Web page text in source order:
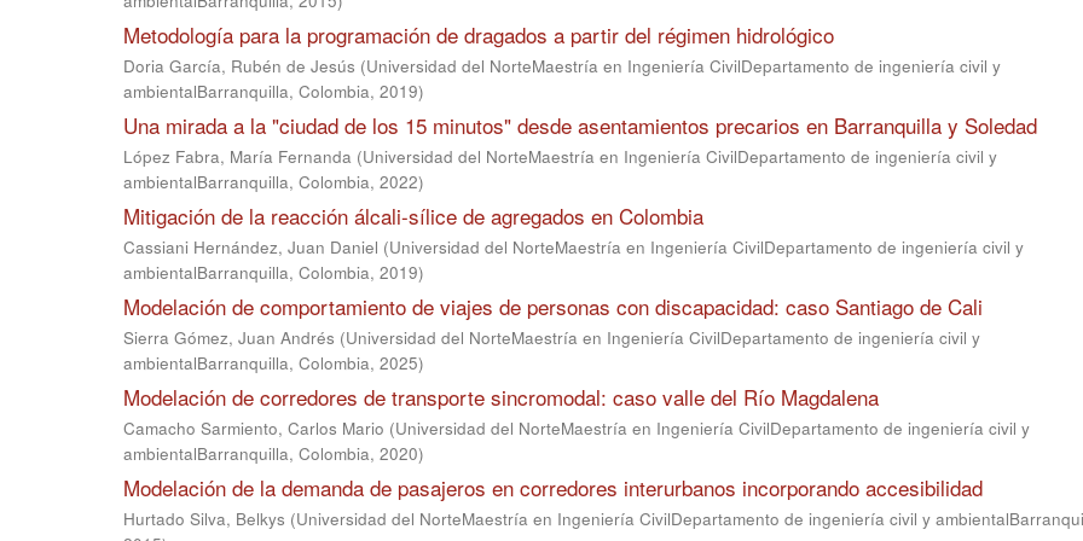
Metodología para la programación de dragados a partir del régimen hidrológico
Doria García, Rubén de Jesús (Universidad del NorteMaestría en Ingeniería CivilDepartamento de ingeniería civil y
ambientalBarranquilla, Colombia, 2019)
Una mirada a la "ciudad de los 15 minutos" desde asentamientos precarios en Barranquilla y Soledad
López Fabra, María Fernanda (Universidad del NorteMaestría en Ingeniería CivilDepartamento de ingeniería civil y
ambientalBarranquilla, Colombia, 2022)
Mitigación de la reacción álcali-sílice de agregados en Colombia
Cassiani Hernández, Juan Daniel (Universidad del NorteMaestría en Ingeniería CivilDepartamento de ingeniería civil y
ambientalBarranquilla, Colombia, 2019)
Modelación de comportamiento de viajes de personas con discapacidad: caso Santiago de Cali
Sierra Gómez, Juan Andrés (Universidad del NorteMaestría en Ingeniería CivilDepartamento de ingeniería civil y
ambientalBarranquilla, Colombia, 2025)
Modelación de corredores de transporte sincromodal: caso valle del Río Magdalena
Camacho Sarmiento, Carlos Mario (Universidad del NorteMaestría en Ingeniería CivilDepartamento de ingeniería civil y
ambientalBarranquilla, Colombia, 2020)
Modelación de la demanda de pasajeros en corredores interurbanos incorporando accesibilidad
Hurtado Silva, Belkys (Universidad del NorteMaestría en Ingeniería CivilDepartamento de ingeniería civil y